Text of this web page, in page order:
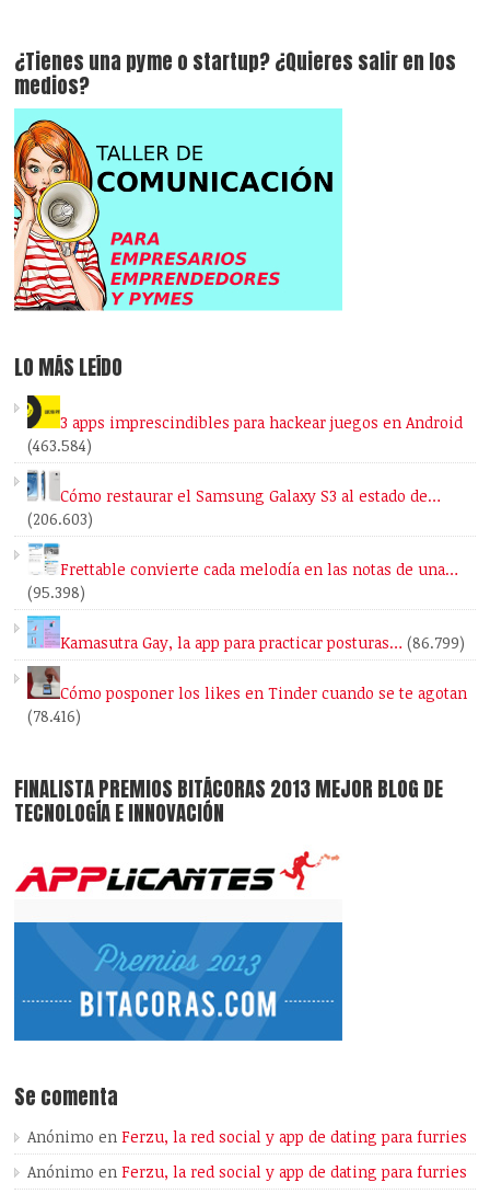
¿Tienes una pyme o startup? ¿Quieres salir en los
medios?
LO MÁS LEÍDO
3 apps imprescindibles para hackear juegos en Android
(463.584)
Cómo restaurar el Samsung Galaxy S3 al estado de…
(206.603)
Frettable convierte cada melodía en las notas de una…
(95.398)
Kamasutra Gay, la app para practicar posturas… (86.799)
Cómo posponer los likes en Tinder cuando se te agotan
(78.416)
FINALISTA PREMIOS BITÁCORAS 2013 MEJOR BLOG DE
TECNOLOGÍA E INNOVACIÓN
Se comenta
Anónimo enFerzu, la red social y app de dating para furries
Anónimo enFerzu, la red social y app de dating para furries